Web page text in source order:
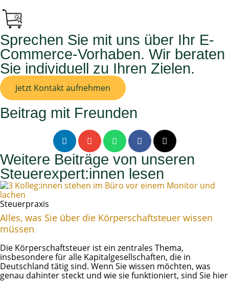
Sprechen Sie mit uns über Ihr E-
Commerce-Vorhaben. Wir beraten
Sie individuell zu Ihren Zielen.
Jetzt Kontakt aufnehmen
Beitrag mit Freunden
Weitere Beiträge von unseren
Steuerexpert:innen lesen
Steuerpraxis
Alles, was Sie über die Körperschaftsteuer wissen
müssen
Die Körperschaftsteuer ist ein zentrales Thema,
insbesondere für alle Kapitalgesellschaften, die in
Deutschland tätig sind. Wenn Sie wissen möchten, was
genau dahinter steckt und wie sie funktioniert, sind Sie hier